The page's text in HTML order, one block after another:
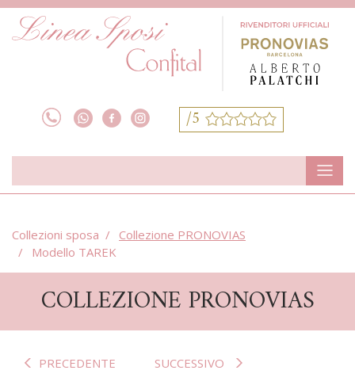
/5
Collezioni sposa
Collezione PRONOVIAS
Modello TAREK
COLLEZIONE PRONOVIAS
PRECEDENTE SUCCESSIVO